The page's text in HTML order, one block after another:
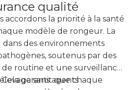
qualité
accordons la priorité à la santé
modèle de rongeur. La
des environnements
soutenus par des
de routine et une surveillance
garantit que chaque
sans agents